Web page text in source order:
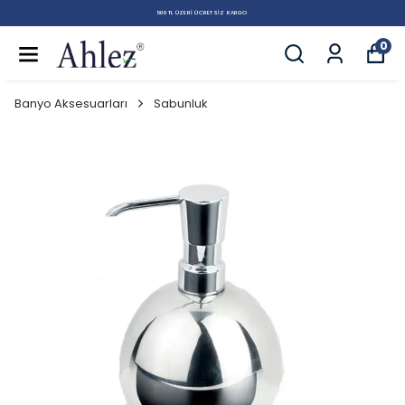
500 TL ÜZERI ÜCRETSIZ KARGO
0
Banyo Aksesuarları Sabunluk